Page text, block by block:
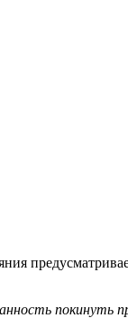
покинуть